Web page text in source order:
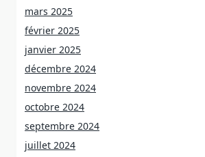
mars 2025
février 2025
janvier 2025
décembre 2024
novembre 2024
octobre 2024
septembre 2024
juillet 2024